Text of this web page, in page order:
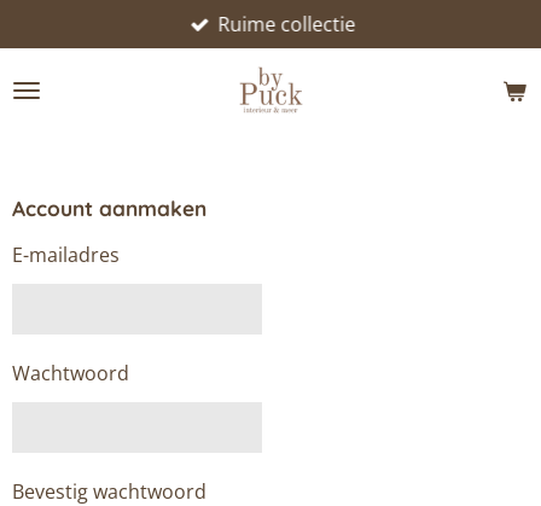
direct
naar
Ruime collectie
Account aanmaken
E-mailadres
Wachtwoord
Bevestig wachtwoord